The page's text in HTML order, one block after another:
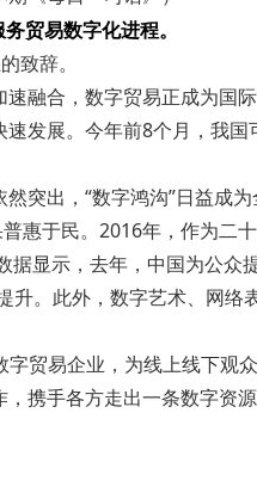
贸易数字化进程。
致辞。
融合，数字贸易正成为国
发展。今年前8个月，我
突出，“数字鸿沟”日益成
惠于民。2016年，作为
显示，去年，中国为公
。此外，数字艺术、网
贸易企业，为线上线下观
携手各方走出一条数字资